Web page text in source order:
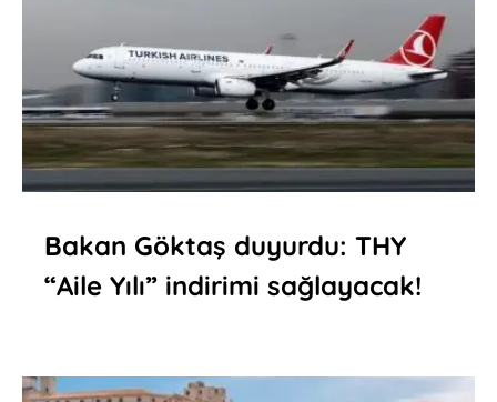
Bakan Göktaş duyurdu: THY
“Aile Yılı” indirimi sağlayacak!